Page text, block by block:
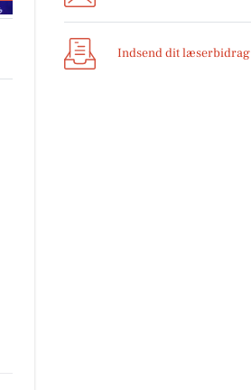
Indsend dit læserbidrag